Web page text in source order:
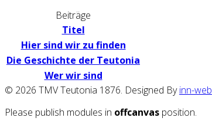
Beiträge
Titel
Hier sind wir zu finden
Die Geschichte der Teutonia
Wer wir sind
© 2026 TMV Teutonia 1876. Designed Byinn-web
Please publish modules in offcanvas position.